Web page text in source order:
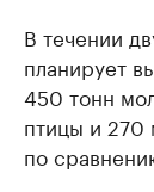
В течении
планирует
450 тонн
птицы и 270
по